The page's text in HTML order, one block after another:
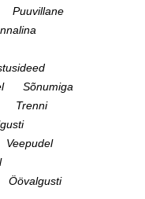
Puuvillane
Sõnumiga
Trenni
Veepudel
Öövalgusti